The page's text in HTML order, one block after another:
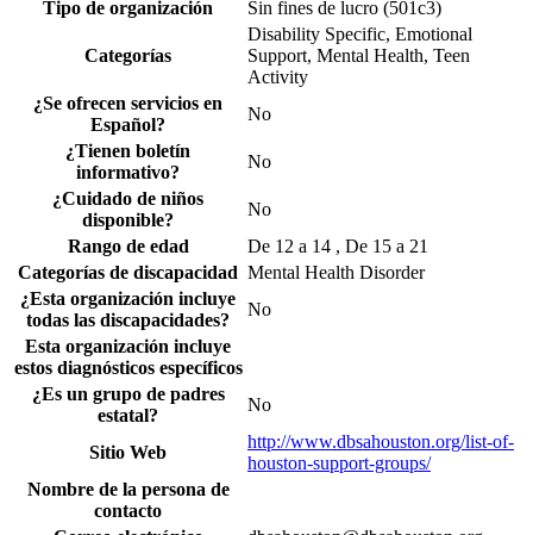
Tipo de organización Sin fines de lucro (501c3)
Categorías
Disability Specific, Emotional
Support, Mental Health, Teen
Activity
¿Se ofrecen servicios en
Español?
No
¿Tienen boletín
informativo?
No
¿Cuidado de niños
disponible?
No
Rango de edad
De 12 a 14 , De 15 a 21
Categorías de discapacidad Mental Health Disorder
¿Esta organización incluye
todas las discapacidades?
No
Esta organización incluye
estos diagnósticos específicos
¿Es un grupo de padres
estatal?
No
Sitio Web
http://www.dbsahouston.org/list-of-
houston-support-groups/
Nombre de la persona de
contacto